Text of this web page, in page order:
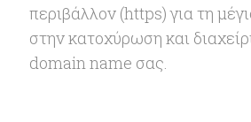
περιβάλλον (https) για τη
στην κατοχύρωση και
domain name σας.